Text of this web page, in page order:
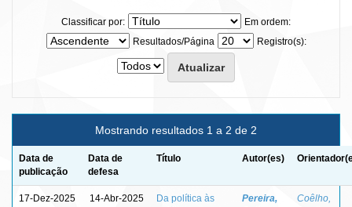
Classificar por:
Em ordem:
Resultados/Página
Registro(s):
Mostrando resultados 1 a 2 de 2
Data de
publicação
Data de
defesa
Título Autor(es)
17-Dez-2025 14-Abr-2025
Da política às
Pereira,
Coêlho,